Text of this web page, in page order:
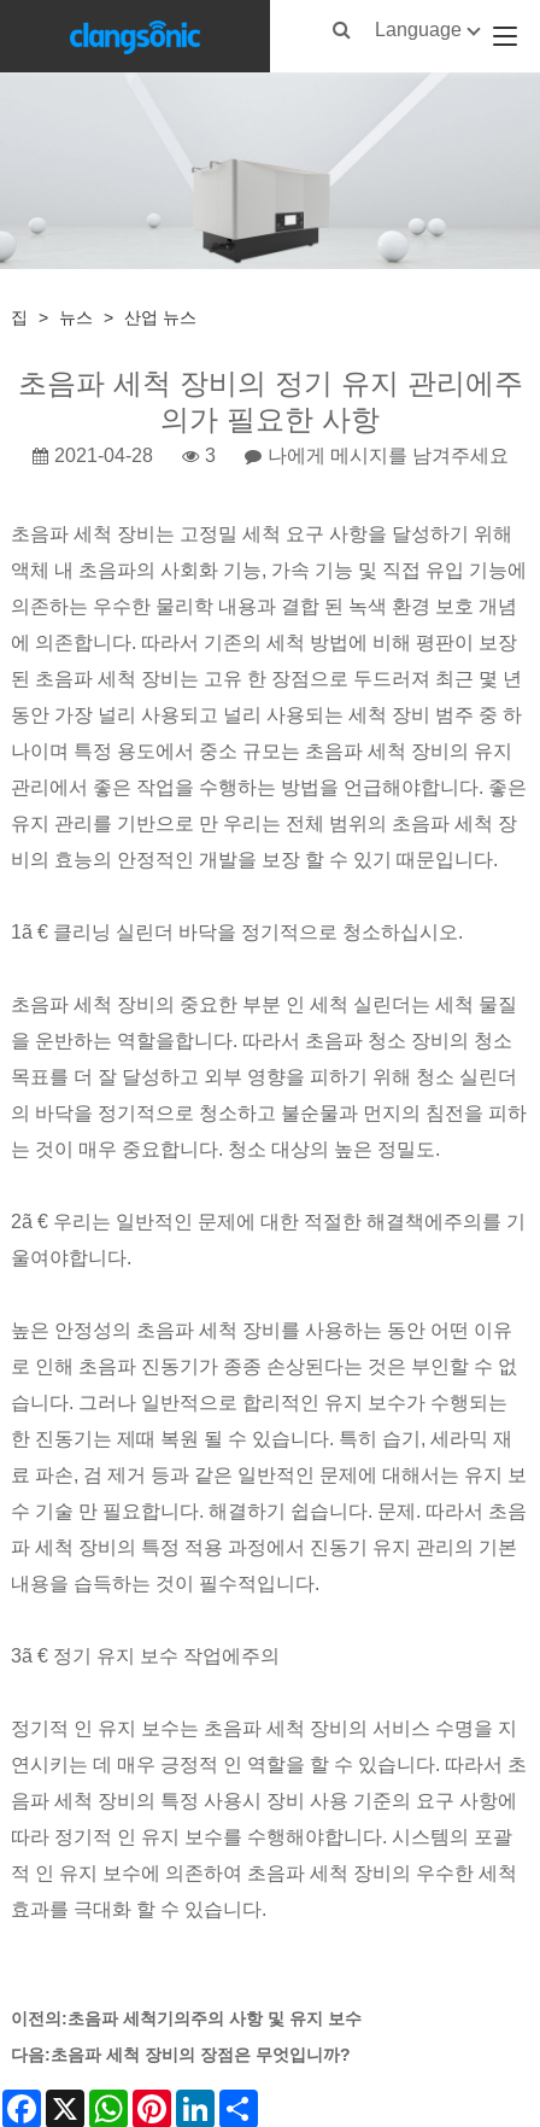
Language
집 > 뉴스 > 산업 뉴스
초음파 세척 장비의 정기 유지 관리에주
의가 필요한 사항
2021-04-28 3 나에게 메시지를 남겨주세요
초음파 세척 장비는 고정밀 세척 요구 사항을 달성하기 위해
액체 내 초음파의 사회화 기능, 가속 기능 및 직접 유입 기능에
의존하는 우수한 물리학 내용과 결합 된 녹색 환경 보호 개념
에 의존합니다. 따라서 기존의 세척 방법에 비해 평판이 보장
된 초음파 세척 장비는 고유 한 장점으로 두드러져 최근 몇 년
동안 가장 널리 사용되고 널리 사용되는 세척 장비 범주 중 하
나이며 특정 용도에서 중소 규모는 초음파 세척 장비의 유지
관리에서 좋은 작업을 수행하는 방법을 언급해야합니다. 좋은
유지 관리를 기반으로 만 우리는 전체 범위의 초음파 세척 장
비의 효능의 안정적인 개발을 보장 할 수 있기 때문입니다.
1ã € 클리닝 실린더 바닥을 정기적으로 청소하십시오.
초음파 세척 장비의 중요한 부분 인 세척 실린더는 세척 물질
을 운반하는 역할을합니다. 따라서 초음파 청소 장비의 청소
목표를 더 잘 달성하고 외부 영향을 피하기 위해 청소 실린더
의 바닥을 정기적으로 청소하고 불순물과 먼지의 침전을 피하
는 것이 매우 중요합니다. 청소 대상의 높은 정밀도.
2ã € 우리는 일반적인 문제에 대한 적절한 해결책에주의를 기
울여야합니다.
높은 안정성의 초음파 세척 장비를 사용하는 동안 어떤 이유
로 인해 초음파 진동기가 종종 손상된다는 것은 부인할 수 없
습니다. 그러나 일반적으로 합리적인 유지 보수가 수행되는
한 진동기는 제때 복원 될 수 있습니다. 특히 습기, 세라믹 재
료 파손, 검 제거 등과 같은 일반적인 문제에 대해서는 유지 보
수 기술 만 필요합니다. 해결하기 쉽습니다. 문제. 따라서 초음
파 세척 장비의 특정 적용 과정에서 진동기 유지 관리의 기본
내용을 습득하는 것이 필수적입니다.
3ã € 정기 유지 보수 작업에주의
정기적 인 유지 보수는 초음파 세척 장비의 서비스 수명을 지
연시키는 데 매우 긍정적 인 역할을 할 수 있습니다. 따라서 초
음파 세척 장비의 특정 사용시 장비 사용 기준의 요구 사항에
따라 정기적 인 유지 보수를 수행해야합니다. 시스템의 포괄
적 인 유지 보수에 의존하여 초음파 세척 장비의 우수한 세척
효과를 극대화 할 수 있습니다.
이전의:초음파 세척기의주의 사항 및 유지 보수
다음:초음파 세척 장비의 장점은 무엇입니까?
Facebook
X WhatsAppPinterestLinkedIn